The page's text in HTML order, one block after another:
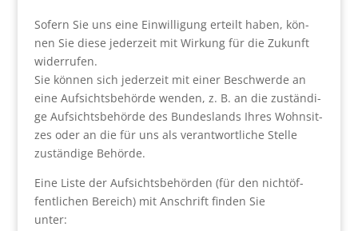
Sofern Sie uns eine Ein­wil­li­gung erteilt haben, kön­
nen Sie die­se jeder­zeit mit Wir­kung für die Zukunft
wider­ru­fen.
Sie kön­nen sich jeder­zeit mit einer Beschwer­de an
eine Auf­sichts­be­hör­de wen­den, z. B. an die zustän­di­
ge Auf­sichts­be­hör­de des Bun­des­lands Ihres Wohn­sit­
zes oder an die für uns als ver­ant­wort­li­che Stel­le
zustän­di­ge Behör­de.
Eine Lis­te der Auf­sichts­be­hör­den (für den nicht­öf­
fent­li­chen Bereich) mit Anschrift fin­den Sie
unter: